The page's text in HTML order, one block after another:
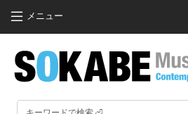
メニュー
検索